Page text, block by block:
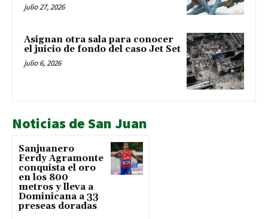
julio 27, 2026
Asignan otra sala para conocer
el juicio de fondo del caso Jet Set
julio 6, 2026
Noticias de San Juan
Sanjuanero
Ferdy Agramonte
conquista el oro
en los 800
metros y lleva a
Dominicana a 33
preseas doradas